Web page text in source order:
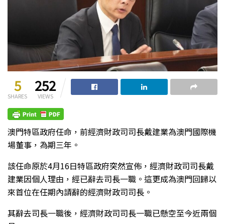
5
SHARES
252
VIEWS
澳門特區政府任命，前經濟財政司司長戴建業為澳門國際機
場董事，為期三年。
該任命原於4月16日特區政府突然宣佈，經濟財政司司長戴
建業因個人理由，經已辭去司長一職。這更成為澳門回歸以
來首位在任期內請辭的經濟財政司司長。
其辭去司長一職後，經濟財政司司長一職已懸空至今近兩個